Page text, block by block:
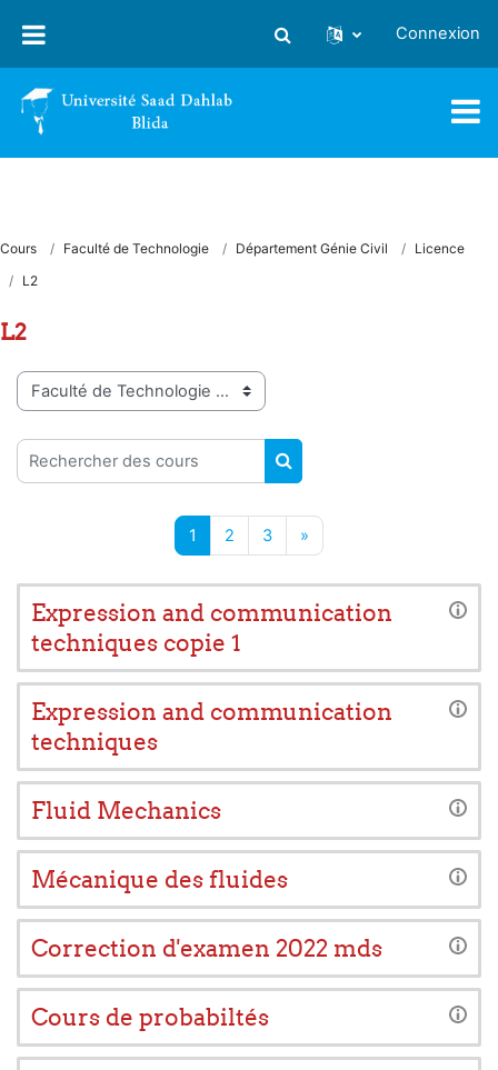
Activer/désactiver la saisie
Connexion
Cours Faculté de Technologie Département Génie Civil
Licence
L2
L2
Catégories de cours
Rechercher des cours
RECHERCHER DES
1 Page 1
2 Page 2
3Page 3
»
Expression and communication
techniques copie 1
Expression and communication
techniques
Fluid Mechanics
Mécanique des fluides
Correction d'examen 2022 mds
Cours de probabiltés